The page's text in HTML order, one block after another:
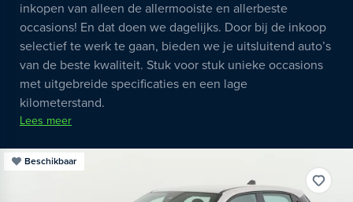
inkopen van alleen de allermooiste en allerbeste
occasions! En dat doen we dagelijks. Door bij de inkoop
selectief te werk te gaan, bieden we je uitsluitend auto’s
van de beste kwaliteit. Stuk voor stuk unieke occasions
met uitgebreide specificaties en een lage
kilometerstand.
Lees meer
Beschikbaar